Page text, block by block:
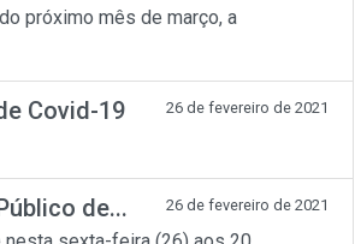
próximo mês de março, a
Covid-19 26 de fevereiro de 2021
de... 26 de fevereiro de 2021